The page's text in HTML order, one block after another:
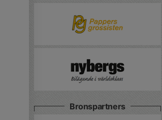
Bronspartners